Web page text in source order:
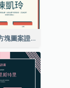
紅色和藍色方塊圖案證書